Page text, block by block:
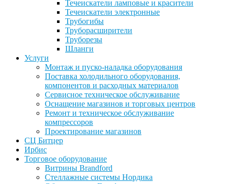
Течеискатели ламповые и красители
Течеискатели электронные
Трубогибы
Труборасширители
Труборезы
Шланги
Услуги
Монтаж и пуско-наладка оборудования
Поставка холодильного оборудования,
компонентов и расходных материалов
Сервисное техническое обслуживание
Оснащение магазинов и торговых центров
Ремонт и техническое обслуживание
компрессоров
Проектирование магазинов
СЦ Битцер
Ирбис
Торговое оборудование
Витрины Brandford
Стеллажные системы Нордика